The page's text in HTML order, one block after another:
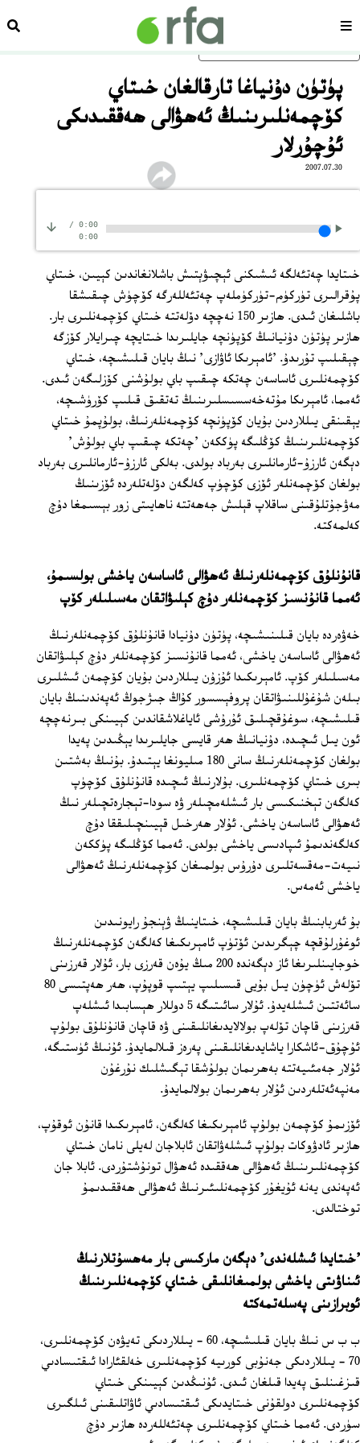
ئاساسلىق مەزمۇنغا ئاتلاڭسەھىپە
پۈتۈن دۇنياغا تارقالغان خىتاي
كۆچمەنلىرىنىڭ ئەھۋالى ھەققىدىكى
ئۇچۇرلار
2007.07.30
0:00
/
0:00
خىتايدا چەتئەلگە ئىشىكنى ئېچىۋېتىش باشلانغاندىن كېيىن، خىتاي
پۇقرالىرى تۈركۈم-تۈركۈملەپ چەتئەللەرگە كۆچۈش چىقىشقا
باشلىغان ئىدى. ھازىر 150 نەچچە دۆلەتتە خىتاي كۆچمەنلىرى بار.
ھازىر پۈتۈن دۇنيانىڭ كۆپۈنچە جايلىرىدا خىتايچە چىرايلار كۆزگە
چېقىلىپ تۇرىدۇ. 'ئامېرىكا ئاۋازى' نىڭ بايان قىلىشىچە، خىتاي
كۆچمەنلىرى ئاساسەن چەتكە چىقىپ باي بولۇشنى كۆزلىگەن ئىدى.
ئەمما، ئامېرىكا مۇتەخەسسىسلىرىنىڭ تەتقىق قىلىپ كۆرۈشىچە،
يېقىنقى يىللاردىن بۇيان كۆپۈنچە كۆچمەنلەرنىڭ، بولۇپمۇ خىتاي
كۆچمەنلىرىنىڭ كۆڭلىگە پۈككەن 'چەتكە چىقىپ باي بولۇش'
دېگەن ئارزۇ-ئارمانلىرى بەرباد بولدى. بەلكى ئارزۇ-ئارمانلىرى بەرباد
بولغان كۆچمەنلەر ئۆزى كۆچۈپ كەلگەن دۆلەتلەردە ئۆزىنىڭ
مەۋجۇتلۇقىنى ساقلاپ قېلىش جەھەتتە ناھايىتى زور بېسىمغا دۇچ
كەلمەكتە.
قانۇنلۇق كۆچمەنلەرنىڭ ئەھۋالى ئاساسەن ياخشى بولسىمۇ،
ئەمما قانۇنسىز كۆچمەنلەر دۇچ كېلىۋاتقان مەسىلىلەر كۆپ
خەۋەردە بايان قىلىنىشىچە، پۈتۈن دۇنيادا قانۇنلۇق كۆچمەنلەرنىڭ
ئەھۋالى ئاساسەن ياخشى، ئەمما قانۇنسىز كۆچمەنلەر دۇچ كېلىۋاتقان
مەسىلىلەر كۆپ. ئامېرىكىدا ئۇزۇن يىللاردىن بۇيان كۆچمەن ئىشلىرى
بىلەن شۇغۇللىنىۋاتقان پروفېسسور كۇاڭ جىژجوڭ ئەپەندىنىڭ بايان
قىلىشىچە، سوغۇقچىلىق ئۇرۇشى ئاياغلاشقاندىن كېيىنكى بىرنەچچە
ئون يىل ئىچىدە، دۇنيانىڭ ھەر قايسى جايلىرىدا يېڭىدىن پەيدا
بولغان كۆچمەنلەرنىڭ سانى 180 مىليونغا يېتىدۇ. بۇنىڭ بەشتىن
بىرى خىتاي كۆچمەنلىرى. بۇلارنىڭ ئىچىدە قانۇنلۇق كۆچۈپ
كەلگەن تېخنىكىسى بار ئىشلەمچىلەر ۋە سودا-تېجارەتچىلەر نىڭ
ئەھۋالى ئاساسەن ياخشى. ئۇلار ھەرخىل قېيىنچىلىققا دۇچ
كەلگەندىمۇ ئىپادىسى ياخشى بولدى. ئەمما كۆڭلىگە پۈككەن
نىيەت-مەقسەتلىرى دۇرۇس بولمىغان كۆچمەنلەرنىڭ ئەھۋالى
ياخشى ئەمەس.
بۇ ئەربابنىڭ بايان قىلىشىچە، خىتاينىڭ ۋېنجۇ رايونىدىن
ئوغۇرلۇقچە چېگرىدىن ئۆتۈپ ئامېرىكىغا كەلگەن كۆچمەنلەرنىڭ
خوجايىنلىرىغا ئاز دېگەندە 200 مىڭ يۇەن قەرزى بار، ئۇلار قەرزىنى
تۆلەش ئۈچۈن يىل بۇيى قىسىلىپ يېتىپ قوپۇپ، ھەر ھەپتىسى 80
سائەتتىن ئىشلەيدۇ. ئۇلار سائىتىگە 5 دوللار ھېسابىدا ئىشلەپ
قەرزىنى قاچان تۆلەپ بولالايدىغانلىقىنى ۋە قاچان قانۇنلۇق بولۇپ
ئۇچۇق-ئاشكارا ياشايدىغانلىقىنى پەرەز قىلالمايدۇ. ئۇنىڭ ئۈستىگە،
ئۇلار جەمئىيەتتە بەھرىمان بولۇشقا تېگىشلىك نۇرغۇن
مەنپەئەتلەردىن ئۇلار بەھرىمان بولالمايدۇ.
ئۆزىمۇ كۆچمەن بولۇپ ئامېرىكىغا كەلگەن، ئامېرىكىدا قانۇن ئوقۇپ،
ھازىر ئادۋوكات بولۇپ ئىشلەۋاتقان ئابلاجان لەيلى نامان خىتاي
كۆچمەنلىرىنىڭ ئەھۋالى ھەققىدە ئەھۋال تونۇشتۇردى. ئابلا جان
ئەپەندى يەنە ئۇيغۇر كۆچمەنلىئىرنىڭ ئەھۋالى ھەققىدىمۇ
توختالدى.
'خىتايدا ئىشلەندى' دېگەن ماركىسى بار مەھسۇتلارنىڭ
ئىناۋىتى ياخشى بولمىغانلىقى خىتاي كۆچمەنلىرىنىڭ
ئوبرازىنى پەسلەتمەكتە
ب ب س نىڭ بايان قىلىشىچە، 60 ‏- يىللاردىكى تەيۋەن كۆچمەنلىرى،
70 ‏- يىللاردىكى جەنۇبى كورىيە كۆچمەنلىرى خەلقئارادا ئىقتىسادىي
قىزغىنلىق پەيدا قىلغان ئىدى. ئۇنىڭدىن كېيىنكى خىتاي
كۆچمەنلىرى دولقۇنى خىتايدىكى ئىقتىسادىي ئاۋاتلىقىنى ئىلگىرى
سۈردى. ئەمما خىتاي كۆچمەنلىرى چەتئەللەردە ھازىر دۇچ